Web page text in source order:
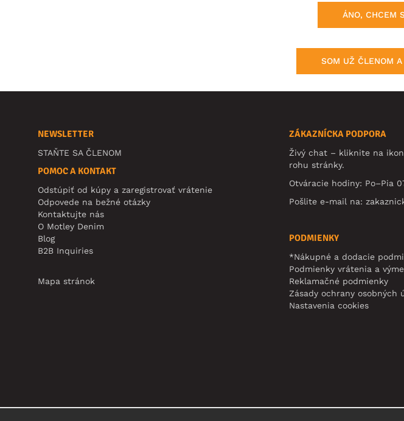
ÁNO, CHCEM
SOM UŽ ČLENOM
NEWSLETTER
STAŇTE SA ČLENOM
POMOC A KONTAKT
Odstúpiť od kúpy a zaregistrovať vrátenie
Odpovede na bežné otázky
Kontaktujte nás
O Motley Denim
Blog
B2B Inquiries
Mapa stránok
ZÁKAZNÍCKA PODPORA
Živý chat – kliknite na
rohu stránky.
Otváracie hodiny: Po–Pia
Pošlite e-mail na:
PODMIENKY
*Nákupné a dodacie
Podmienky vrátenia a
Reklamačné podmienky
Zásady ochrany osobných
Nastavenia cookies